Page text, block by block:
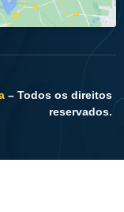
– Todos os direitos
reservados.